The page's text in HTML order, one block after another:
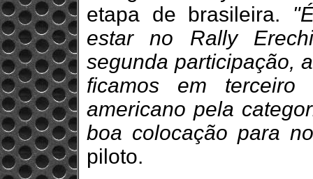
etapa de brasileira.
estar no Rally
segunda participação,
ficamos em terceiro
americano pela
boa colocação para
piloto.